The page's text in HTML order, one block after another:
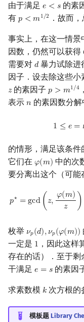
由于满足 𝑒 < 𝑠
e <s 的素
有 𝑝 < 𝑚1/2
p <m1/2 ．故而
事实上，在这一情
因数，仍然可以获得
需要对 𝑑
d暴力试除进
因子．设去除这些
𝑧
z的素因子𝑝 > 𝑚1/4
p >m1/4
表示 𝑛
n 的素因数分解
1 ≤ 𝑒 =
1 ≤e =
的情形，满足该条件
它们在 𝜑(𝑚)
φ(m) 中的次
要分离出这个（可
𝑝⋆ = gcd (𝑧, 𝜑(𝑚)
𝑧
)
⋆ z φ m)z)=∏ p
枚举 𝜈𝑝(𝑑),𝜈𝑝(𝜑(𝑚))
νp(d), νp(φ(m))
一定是 1
1 ，因此这样
存在的话）．至于剩
干满足 𝑒 = 𝑠
e =s 的素因
求素数模 𝑘
k 次方根的
模板题 Library